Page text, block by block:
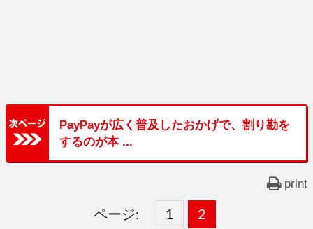
PayPayが広く普及したおかげで、割り勘を
するのが本 ...
print
ページ:
固
1 ,
固
2